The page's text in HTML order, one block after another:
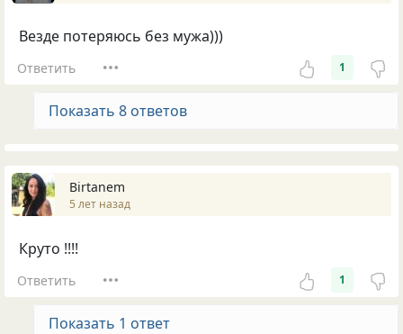
Везде потеряюсь без мужа)))
Ответить 1
Показать 8 ответов
Birtanem
5 лет назад
Круто !!!!
Ответить 1
Показать 1 ответ